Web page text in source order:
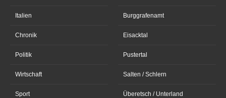
Italien
Chronik
Politik
Wirtschaft
Sport
Burggrafenamt
Eisacktal
Pustertal
Salten / Schlern
Überetsch / Unterland